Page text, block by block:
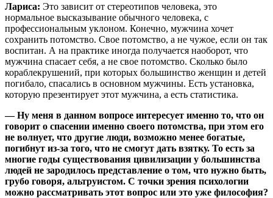
Лариса: Это зависит от стереотипов человека, это
нормальное высказывание обычного человека, с
профессиональным уклоном. Конечно, мужчина хочет
сохранить потомство. Свое потомство, а не чужое, если он так
воспитан. А на практике иногда получается наоборот, что
мужчина спасает себя, а не свое потомство. Сколько было
кораблекрушений, при которых большинство женщин и детей
погибало, спасались в основном мужчины. Есть установка,
которую презентирует этот мужчина, а есть статистика.
— Ну меня в данном вопросе интересует именно то, что он
говорит о спасении именно своего потомства, при этом его
не волнует, что другие люди, возможно менее богатые,
погибнут из-за того, что не смогут дать взятку. То есть за
многие годы существования цивилизации у большинства
людей не зародилось представление о том, что нужно быть,
грубо говоря, альтруистом. С точки зрения психологии
можно рассматривать этот вопрос или это уже философия?